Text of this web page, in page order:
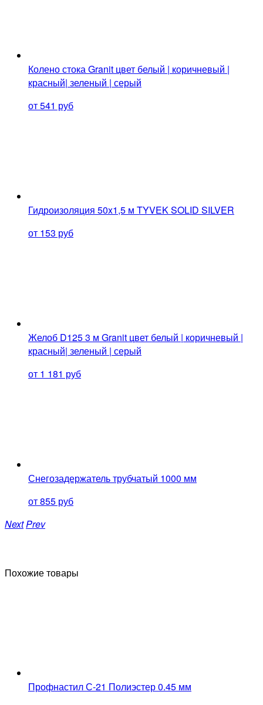
Колено стока Granit цвет белый | коричневый |
красный| зеленый | серый
от 541 руб
Гидроизоляция 50x1,5 м TYVEK SOLID SILVER
от 153 руб
Желоб D125 3 м Granit цвет белый | коричневый |
красный| зеленый | серый
от 1 181 руб
Снегозадержатель трубчатый 1000 мм
от 855 руб
NextPrev
Похожие товары
Профнастил С-21 Полиэстер 0.45 мм